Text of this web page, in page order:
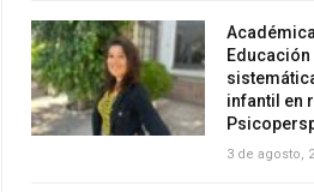
infantil en
3 de agosto,